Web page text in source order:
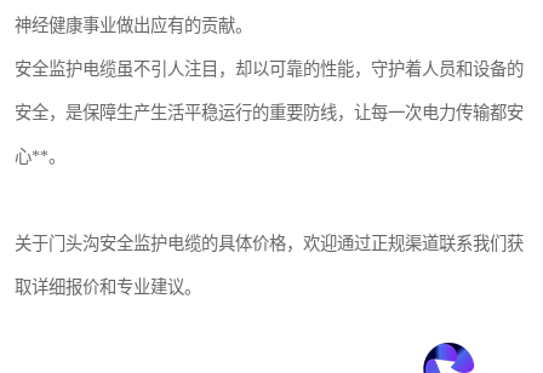
神经健康事业做出应有的贡献。
安全监护电缆虽不引人注目，却以可靠的性能，守护着人员和设备的
安全，是保障生产生活平稳运行的重要防线，让每一次电力传输都安
心**。
关于门头沟安全监护电缆的具体价格，欢迎通过正规渠道联系我们获
取详细报价和专业建议。